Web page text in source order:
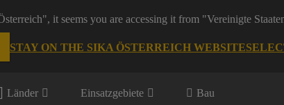
it seems you are accessing it from "Vereinigte
STAY ON THE SIKA ÖSTERREICH WEBSITE
Länder Einsatzgebiete Bau